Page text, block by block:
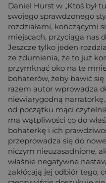
Daniel Hurst w „Ktoś był
swojego sprawdzonego
rozdziałami, kończącymi
miejscach, przyciąga nas
Jeszcze tylko jeden
ze zdumienia, że to już
przymknąć oko na te
bohaterów, żeby bawić
razem autor wprowadza
niewiarygodną
od początku mąci
ma wątpliwości co do
bohaterkę i ich
przeprowadza się do
niczym nieuzasadnione,
właśnie negatywne
zakłócają jej odbiór tego,